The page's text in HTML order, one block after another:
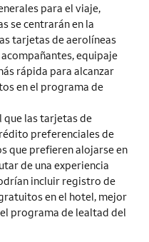
para el viaje,
se centrarán en la
tarjetas de aerolíneas
equipaje
rápida para alcanzar
en el programa de
que las tarjetas de
preferenciales de
que prefieren alojarse en
de una experiencia
incluir registro de
en el hotel, mejor
programa de lealtad del